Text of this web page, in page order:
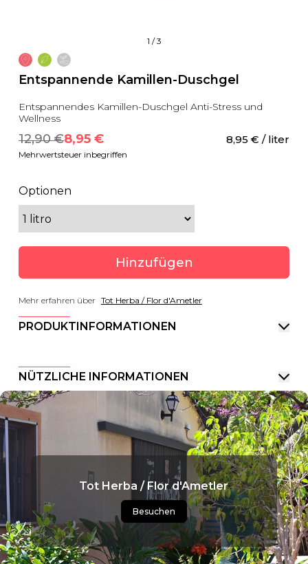
1 /3
Entspannende Kamillen-Duschgel
Entspannendes Kamillen-Duschgel Anti-Stress und
Wellness
12,90 €8,95 € 8,95 € / liter
Mehrwertsteuer inbegriffen
Optionen
Hinzufügen
Mehr erfahren über Tot Herba / Flor d'Ametler
PRODUKTINFORMATIONEN
NÜTZLICHE INFORMATIONEN
Tot Herba / Flor d'Ametler
Besuchen